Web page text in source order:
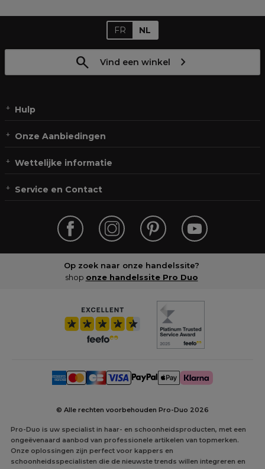
FR NL
Vind een winkel
Hulp
Onze Aanbiedingen
Wettelijke informatie
Service en Contact
Op zoek naar onze handelssite?
shop onze handelssite Pro Duo
© Alle rechten voorbehouden Pro-Duo 2026
Pro-Duo is uw specialist in haar- en schoonheidsproducten, met een
ongeëvenaard aanbod van professionele artikelen van topmerken.
Onze oplossingen zijn perfect voor kappers en
schoonheidsspecialisten die de nieuwste trends willen integreren en